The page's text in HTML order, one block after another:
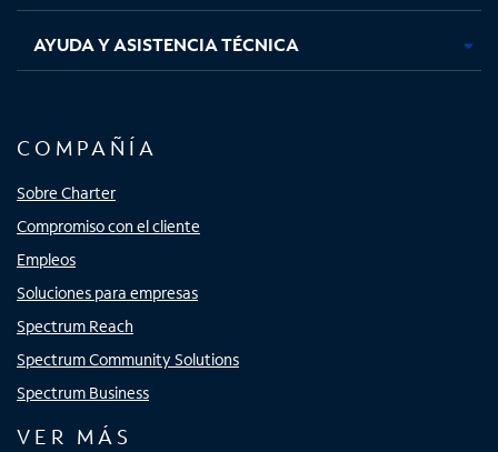
AYUDA Y ASISTENCIA TÉCNICA
COMPAÑÍA
Sobre Charter
Compromiso con el cliente
Empleos
Soluciones para empresas
Spectrum Reach
Spectrum Community Solutions
Spectrum Business
VER MÁS